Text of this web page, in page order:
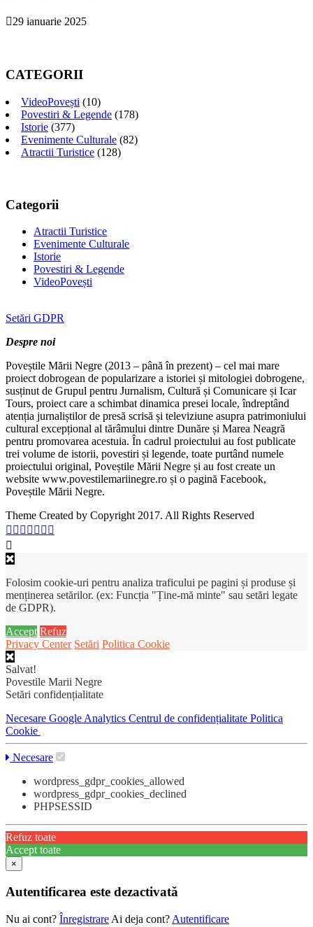
29 ianuarie 2025
CATEGORII
VideoPovești (10)
Povestiri & Legende (178)
Istorie (377)
Evenimente Culturale (82)
Atractii Turistice (128)
Categorii
Atractii Turistice
Evenimente Culturale
Istorie
Povestiri & Legende
VideoPovești
Setări GDPR
Despre noi
Poveștile Mării Negre (2013 – până în prezent) – cel mai mare
proiect dobrogean de popularizare a istoriei și mitologiei dobrogene,
susținut de Grupul pentru Jurnalism, Cultură și Comunicare și Icar
Tours, proiect care a schimbat dinamica presei locale, îndreptând
atenția jurnaliștilor de presă scrisă și televiziune asupra patrimoniului
cultural excepțional al tărâmului dintre Dunăre și Marea Neagră
pentru promovarea acestuia. În cadrul proiectului au fost publicate
trei volume de istorii, povestiri și legende, toate purtând numele
proiectului original, Poveștile Mării Negre și au fost create un
website www.povestilemariinegre.ro și o pagină Facebook,
Poveștile Mării Negre.
Theme Created by Copyright 2017. All Rights Reserved
Folosim cookie-uri pentru analiza traficului pe pagini și produse și
menținerea setărilor. (ex: Funcția "Ține-mă minte" sau setări legate
de GDPR).
Accept Refuz
Privacy Center Setări Politica Cookie
Salvat!
Povestile Marii Negre
Setări confidențialitate
Necesare Google Analytics Centrul de confidențialitate Politica
Cookie
Necesare
wordpress_gdpr_cookies_allowed
wordpress_gdpr_cookies_declined
PHPSESSID
Refuz toate
Accept toate
×
Autentificarea este dezactivată
Nu ai cont? Înregistrare Ai deja cont? Autentificare